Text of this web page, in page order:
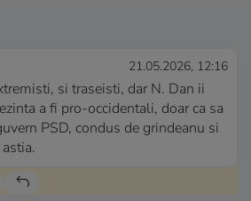
21.05.2026, 12:16
si traseisti, dar N. Dan ii
a fi pro-occidentali, doar ca sa
PSD, condus de grindeanu si